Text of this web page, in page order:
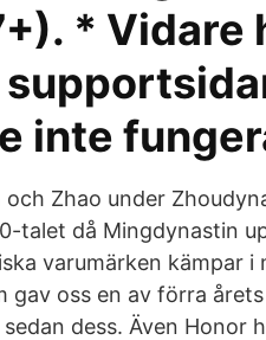
* Vidare
inte
Zhao under
talet då Mingdynastin
varumärken kämpar
gav oss en av förra
dess. Även Honor